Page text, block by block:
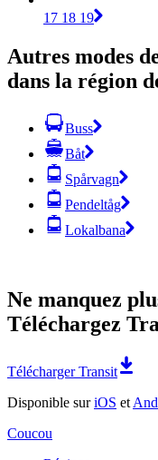
17 18 19
Autres modes
dans la région
Buss
Båt
Spårvagn
Pendeltåg
Lokalbana
Ne manquez
Téléchargez
Télécharger Transit
Disponible suriOS et
Coucou